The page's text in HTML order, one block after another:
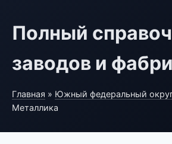
Полный
заводов и
Главная » Южный федеральный
Металлика